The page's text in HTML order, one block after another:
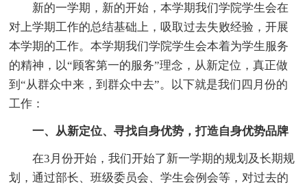
新的一学期，新的开始，本学期我们学院学生会在
对上学期工作的总结基础上，吸取过去失败经验，开展
本学期的工作。本学期我们学院学生会本着为学生服务
的精神，以“顾客第一的服务”理念，从新定位，真正做
到“从群众中来，到群众中去”。以下就是我们四月份的
工作：
一、从新定位、寻找自身优势，打造自身优势品牌
在3月份开始，我们开始了新一学期的规划及长期规
划，通过部长、班级委员会、学生会例会等，对过去的